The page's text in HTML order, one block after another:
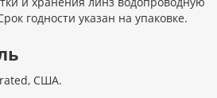
годности указан на упаковке.
США.